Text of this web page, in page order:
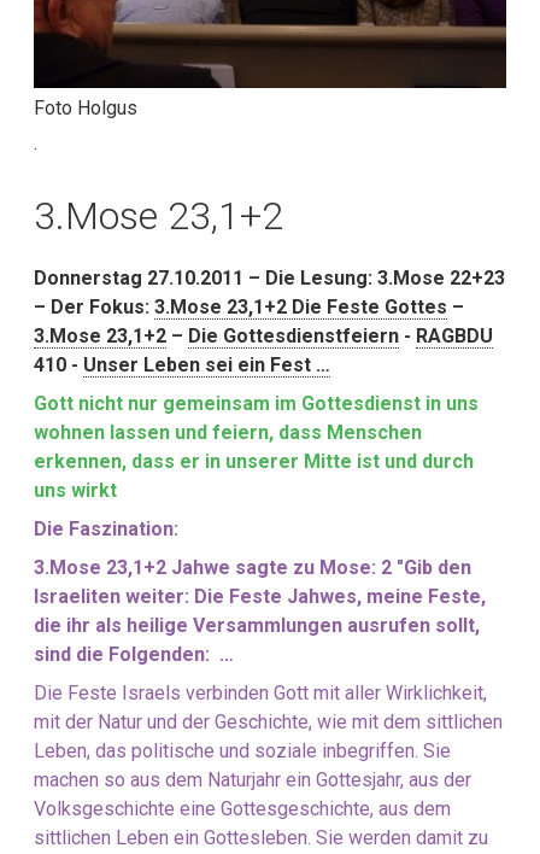
Foto Holgus
.
3.Mose 23,1+2
Donnerstag 27.10.2011 – Die Lesung: 3.Mose 22+23
– Der Fokus:3.Mose 23,1+2 Die Feste Gottes –
3.Mose 23,1+2 – Die Gottesdienstfeiern - RAGBDU
410 - Unser Leben sei ein Fest …
Gott nicht nur gemeinsam im Gottesdienst in uns
wohnen lassen und feiern, dass Menschen
erkennen, dass er in unserer Mitte ist und durch
uns wirkt
Die Faszination:
3.Mose 23,1+2 Jahwe sagte zu Mose: 2 "Gib den
Israeliten weiter: Die Feste Jahwes, meine Feste,
die ihr als heilige Versammlungen ausrufen sollt,
sind die Folgenden: …
Die Feste Israels verbinden Gott mit aller Wirklichkeit,
mit der Natur und der Geschichte, wie mit dem sittlichen
Leben, das politische und soziale inbegriffen. Sie
machen so aus dem Naturjahr ein Gottesjahr, aus der
Volksgeschichte eine Gottesgeschichte, aus dem
sittlichen Leben ein Gottesleben. Sie werden damit zu